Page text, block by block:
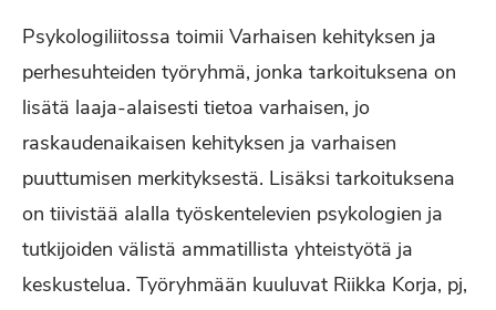
Psykologiliitossa toimii Varhaisen kehityksen ja
perhesuhteiden työryhmä, jonka tarkoituksena on
lisätä laaja-alaisesti tietoa varhaisen, jo
raskaudenaikaisen kehityksen ja varhaisen
puuttumisen merkityksestä. Lisäksi tarkoituksena
on tiivistää alalla työskentelevien psykologien ja
tutkijoiden välistä ammatillista yhteistyötä ja
keskustelua. Työryhmään kuuluvat Riikka Korja, pj,